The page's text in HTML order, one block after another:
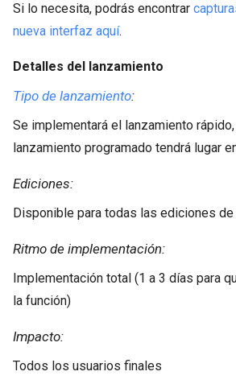
Si lo necesita, podrás encontrar
nueva interfaz aquí.
Detalles del lanzamiento
Tipo de lanzamiento:
Se implementará el lanzamiento
lanzamiento programado tendrá lugar
Ediciones:
Disponible para todas las ediciones de
Ritmo de implementación:
Implementación total (1 a 3 días para
la función)
Impacto:
Todos los usuarios finales